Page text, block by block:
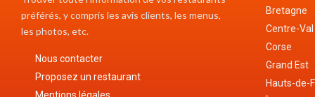
préférés, y compris les avis clients, les menus,
les photos, etc.
Nous contacter
Proposez un restaurant
Mentions légales
Bretagne
Centre-Val
Corse
Grand Est
Hauts-de-